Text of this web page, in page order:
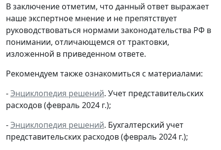
В заключение отметим, что данный ответ выражает
наше экспертное мнение и не препятствует
руководствоваться нормами законодательства РФ в
понимании, отличающемся от трактовки,
изложенной в приведенном ответе.
Рекомендуем также ознакомиться с материалами:
-Энциклопедия решений. Учет представительских
расходов (февраль 2024 г.);
-Энциклопедия решений. Бухгалтерский учет
представительских расходов (февраль 2024 г.);